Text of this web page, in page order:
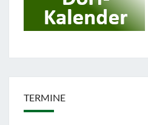
TERMINE